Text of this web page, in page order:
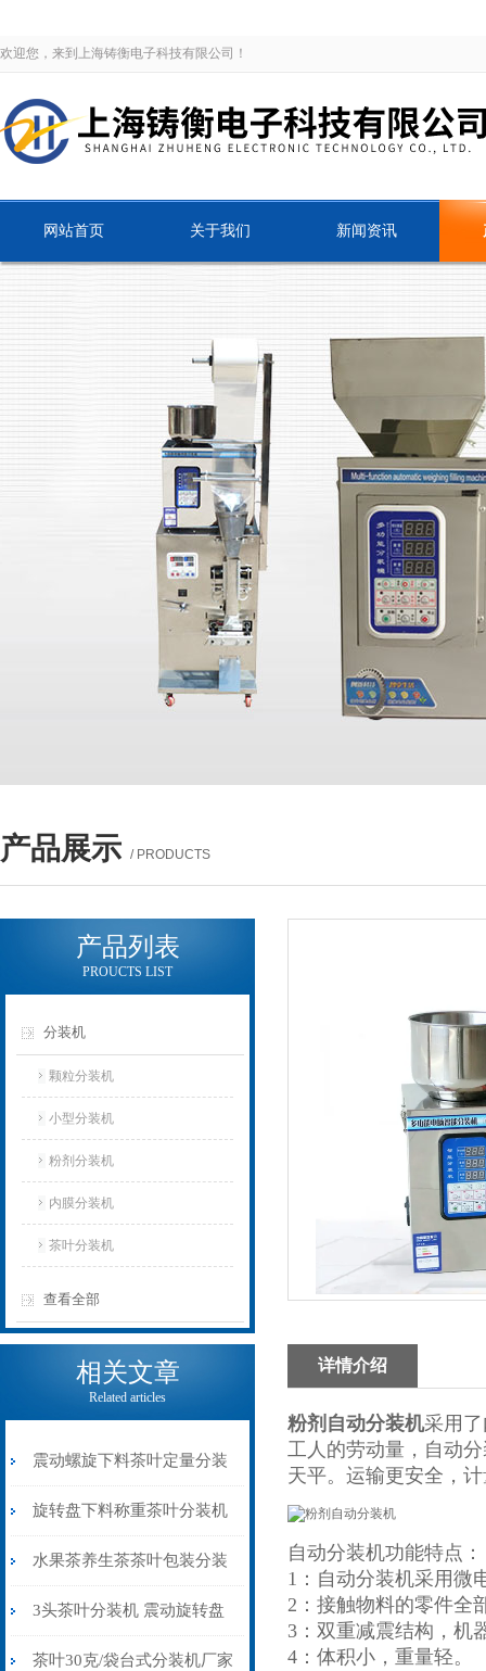
欢迎您，来到上海铸衡电子科技有限公司！
网站首页 关于我们 新闻资讯
产品展示 / PRODUCTS
产品列表
PROUCTS LIST
分装机
颗粒分装机
小型分装机
粉剂分装机
内膜分装机
茶叶分装机
查看全部
相关文章
Related articles
震动螺旋下料茶叶定量分装
机30-80克
旋转盘下料称重茶叶分装机
生产厂家
水果茶养生茶茶叶包装分装
机可定制多头
3头茶叶分装机 震动旋转盘
下料分包机
茶叶30克/袋台式分装机厂家
详情介绍
粉剂自动分装机采用
工人的劳动量，自动
天平。运输更安全，
自动分装机功能特点：
1：自动分装机采用微
2：接触物料的零件全
3：双重减震结构，机
4：体积小，重量轻。